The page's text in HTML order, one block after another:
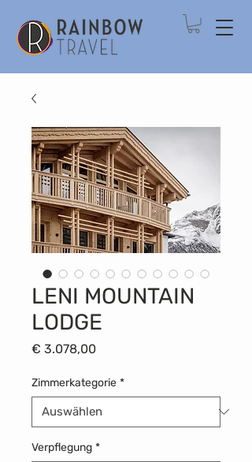
LENI MOUNTAIN
LODGE
€ 3.078,00Preis
Zimmerkategorie *
Verpflegung *